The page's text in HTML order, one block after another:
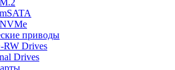
приводы
Drives
Drives